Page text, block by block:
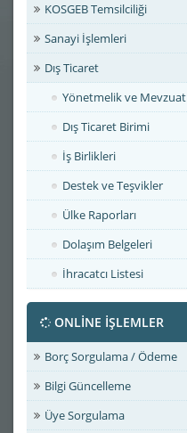
KOSGEB Temsilciliği
Sanayi İşlemleri
Dış Ticaret
Yönetmelik ve Mevzuat
Dış Ticaret Birimi
İş Birlikleri
Destek ve Teşvikler
Ülke Raporları
Dolaşım Belgeleri
İhracatcı Listesi
ONLİNE İŞLEMLER
Borç Sorgulama / Ödeme
Bilgi Güncelleme
Üye Sorgulama